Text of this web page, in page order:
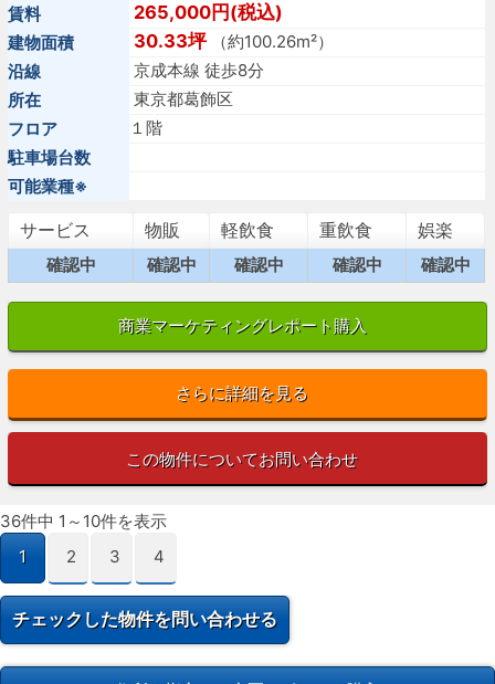
賃料
265,000円(税込)
建物面積 30.33坪（約100.26m²）
沿線
京成本線 徒歩8分
所在
東京都葛飾区
フロア
１階
駐車場台数
可能業種※
サービス 物販 軽飲食 重飲食 娯楽
確認中 確認中 確認中 確認中 確認中
商業マーケティングレポート購入
さらに詳細を見る
この物件についてお問い合わせ
36件中 1～10件を表示
1
2 3 4